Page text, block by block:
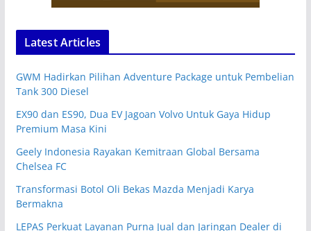
Latest Articles
GWM Hadirkan Pilihan Adventure Package untuk Pembelian
Tank 300 Diesel
EX90 dan ES90, Dua EV Jagoan Volvo Untuk Gaya Hidup
Premium Masa Kini
Geely Indonesia Rayakan Kemitraan Global Bersama
Chelsea FC
Transformasi Botol Oli Bekas Mazda Menjadi Karya
Bermakna
LEPAS Perkuat Layanan Purna Jual dan Jaringan Dealer di